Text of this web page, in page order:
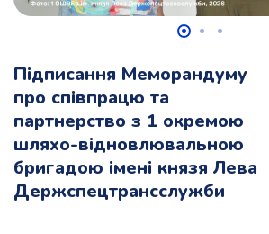
Підписання Меморандуму
про співпрацю та
партнерство з 1 окремою
шляхо-відновлювальною
бригадою імені князя Лева
Держспецтрансслужби